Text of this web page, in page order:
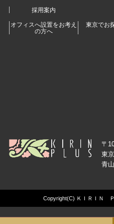
採用案内
オフィスへ設置をお考え
の方へ
東京でお
〒
東
青
Copyright(C) ＫＩＲＩＮ Ｐ